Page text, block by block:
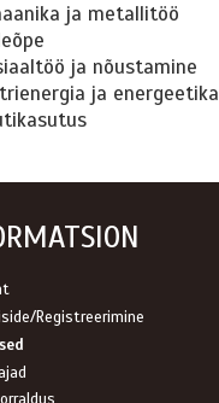
ja metallitöö
ja nõustamine
ja energeetika
Registreerimine